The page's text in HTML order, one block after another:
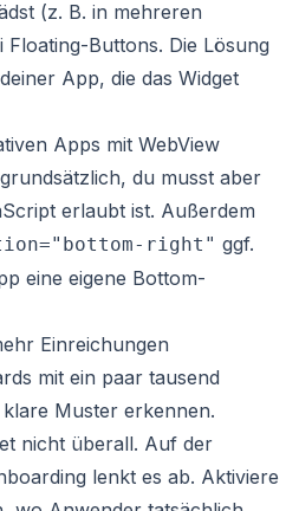
(z. B. in mehreren
Floating-Buttons. Die Lösung
App, die das Widget
Apps mit WebView
du musst aber
erlaubt ist. Außerdem
right" ggf.
eine eigene Bottom-
Einreichungen
mit ein paar tausend
Muster erkennen.
nicht überall. Auf der
lenkt es ab. Aktiviere